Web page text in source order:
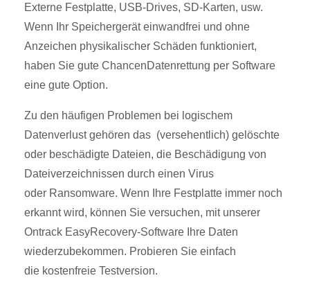
Externe Festplatte, USB-Drives, SD-Karten, usw.
Wenn Ihr Speichergerät einwandfrei und ohne
Anzeichen physikalischer Schäden funktioniert,
haben Sie gute ChancenDatenrettung per Software
eine gute Option.
Zu den häufigen Problemen bei logischem
Datenverlust gehören das (versehentlich) gelöschte
oder beschädigte Dateien, die Beschädigung von
Dateiverzeichnissen durch einen Virus
oder Ransomware. Wenn Ihre Festplatte immer noch
erkannt wird, können Sie versuchen, mit unserer
Ontrack EasyRecovery-Software Ihre Daten
wiederzubekommen. Probieren Sie einfach
die kostenfreie Testversion.